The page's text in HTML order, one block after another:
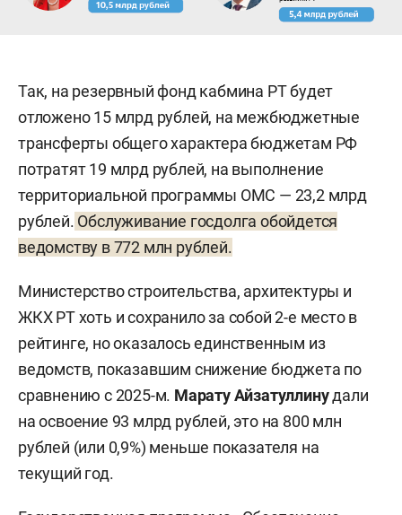
Так, на резервный фонд кабмина РТ будет
отложено 15 млрд рублей, на межбюджетные
трансферты общего характера бюджетам РФ
потратят 19 млрд рублей, на выполнение
территориальной программы ОМС — 23,2 млрд
рублей. Обслуживание госдолга обойдется
ведомству в 772 млн рублей.
Министерство строительства, архитектуры и
ЖКХ РТ хоть и сохранило за собой 2-е место в
рейтинге, но оказалось единственным из
ведомств, показавшим снижение бюджета по
сравнению с 2025-м. Марату Айзатуллинудали
на освоение 93 млрд рублей, это на 800 млн
рублей (или 0,9%) меньше показателя на
текущий год.